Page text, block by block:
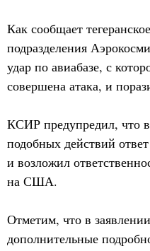
Как сообщает
подразделения
удар по авиабазе, с
совершена атака, и
КСИР предупредил, что
подобных действий
и возложил
на США.
Отметим, что в
дополнительные